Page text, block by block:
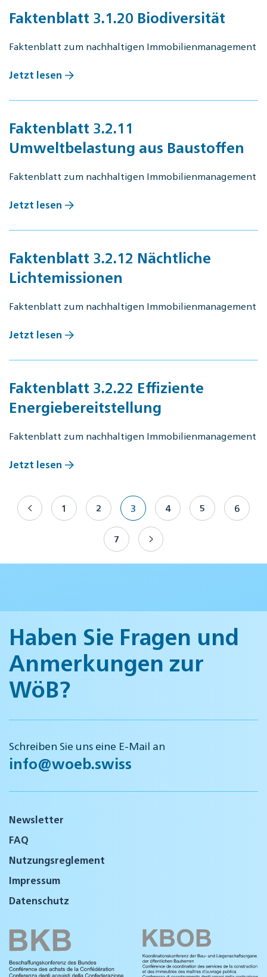
Faktenblatt 3.1.20 Biodiversität
Faktenblatt zum nachhaltigen Immobilienmanagement
Jetzt lesen
Faktenblatt 3.2.11
Umweltbelastung aus Baustoffen
Faktenblatt zum nachhaltigen Immobilienmanagement
Jetzt lesen
Faktenblatt 3.2.12 Nächtliche
Lichtemissionen
Faktenblatt zum nachhaltigen Immobilienmanagement
Jetzt lesen
Faktenblatt 3.2.22 Effiziente
Energiebereitstellung
Faktenblatt zum nachhaltigen Immobilienmanagement
Jetzt lesen
1 2 3 4 5 6
7
Haben Sie Fragen und
Anmerkungen zur
WöB?
Schreiben Sie uns eine E-Mail an
info@woeb.swiss
Newsletter
FAQ
Nutzungsreglement
Impressum
Datenschutz